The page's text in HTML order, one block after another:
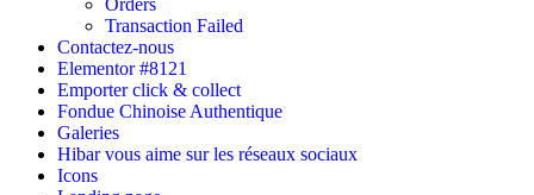
Orders
Transaction Failed
Contactez-nous
Elementor #8121
Emporter click & collect
Fondue Chinoise Authentique
Galeries
Hibar vous aime sur les réseaux sociaux
Icons